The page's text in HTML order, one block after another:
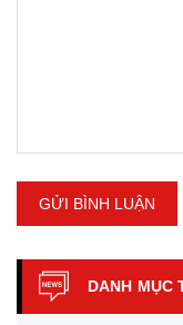
GỬI BÌNH LUẬN
DANH MỤC